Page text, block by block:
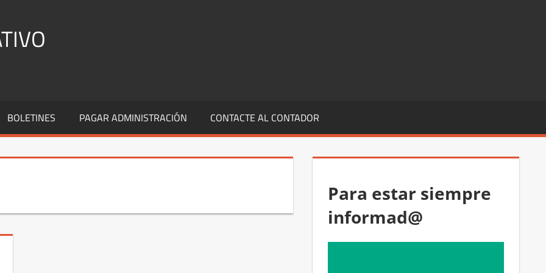
BOLETINES PAGAR ADMINISTRACIÓN CONTACTE AL CONTADOR
Para estar siempre
informad@